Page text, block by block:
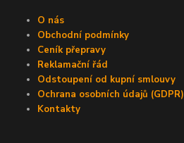
O nás
Obchodní podmínky
Ceník přepravy
Reklamační řád
Odstoupení od kupní smlouvy
Ochrana osobních údajů (GDPR)
Kontakty